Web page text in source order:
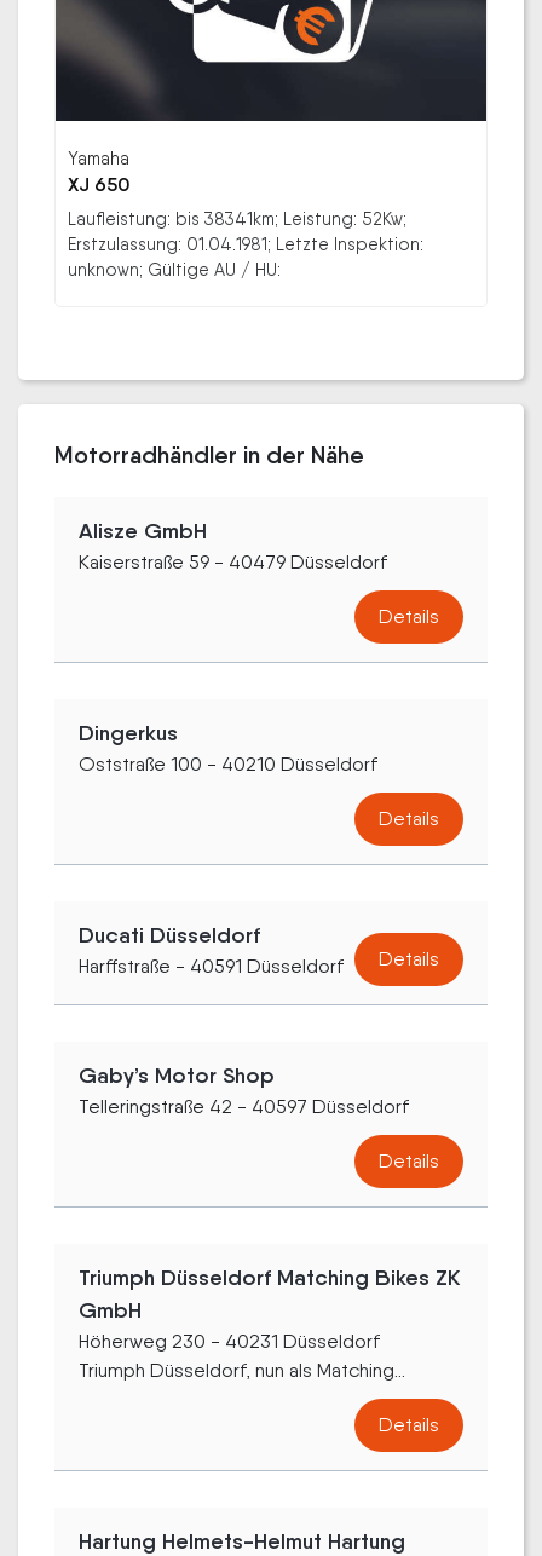
Yamaha
XJ 650
Laufleistung: bis 38341km; Leistung: 52Kw;
Erstzulassung: 01.04.1981; Letzte Inspektion:
unknown; Gültige AU / HU:
Motorradhändler in der Nähe
Alisze GmbH
Kaiserstraße 59 - 40479 Düsseldorf
Details
Dingerkus
Oststraße 100 - 40210 Düsseldorf
Details
Ducati Düsseldorf
Harffstraße - 40591 Düsseldorf Details
Gaby’s Motor Shop
Telleringstraße 42 - 40597 Düsseldorf
Details
Triumph Düsseldorf Matching Bikes ZK
GmbH
Höherweg 230 - 40231 Düsseldorf
Triumph Düsseldorf, nun als Matching...
Details
Hartung Helmets-Helmut Hartung